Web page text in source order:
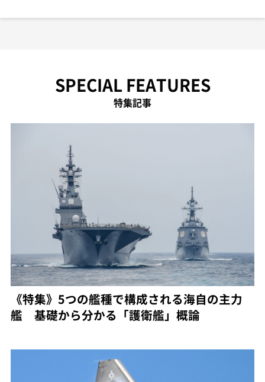
SPECIAL FEATURES
特集記事
《特集》5つの艦種で構成される海自の主力
艦 基礎から分かる「護衛艦」概論